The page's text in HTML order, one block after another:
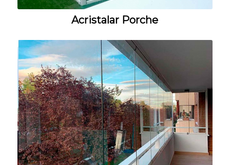
Acristalar Porche